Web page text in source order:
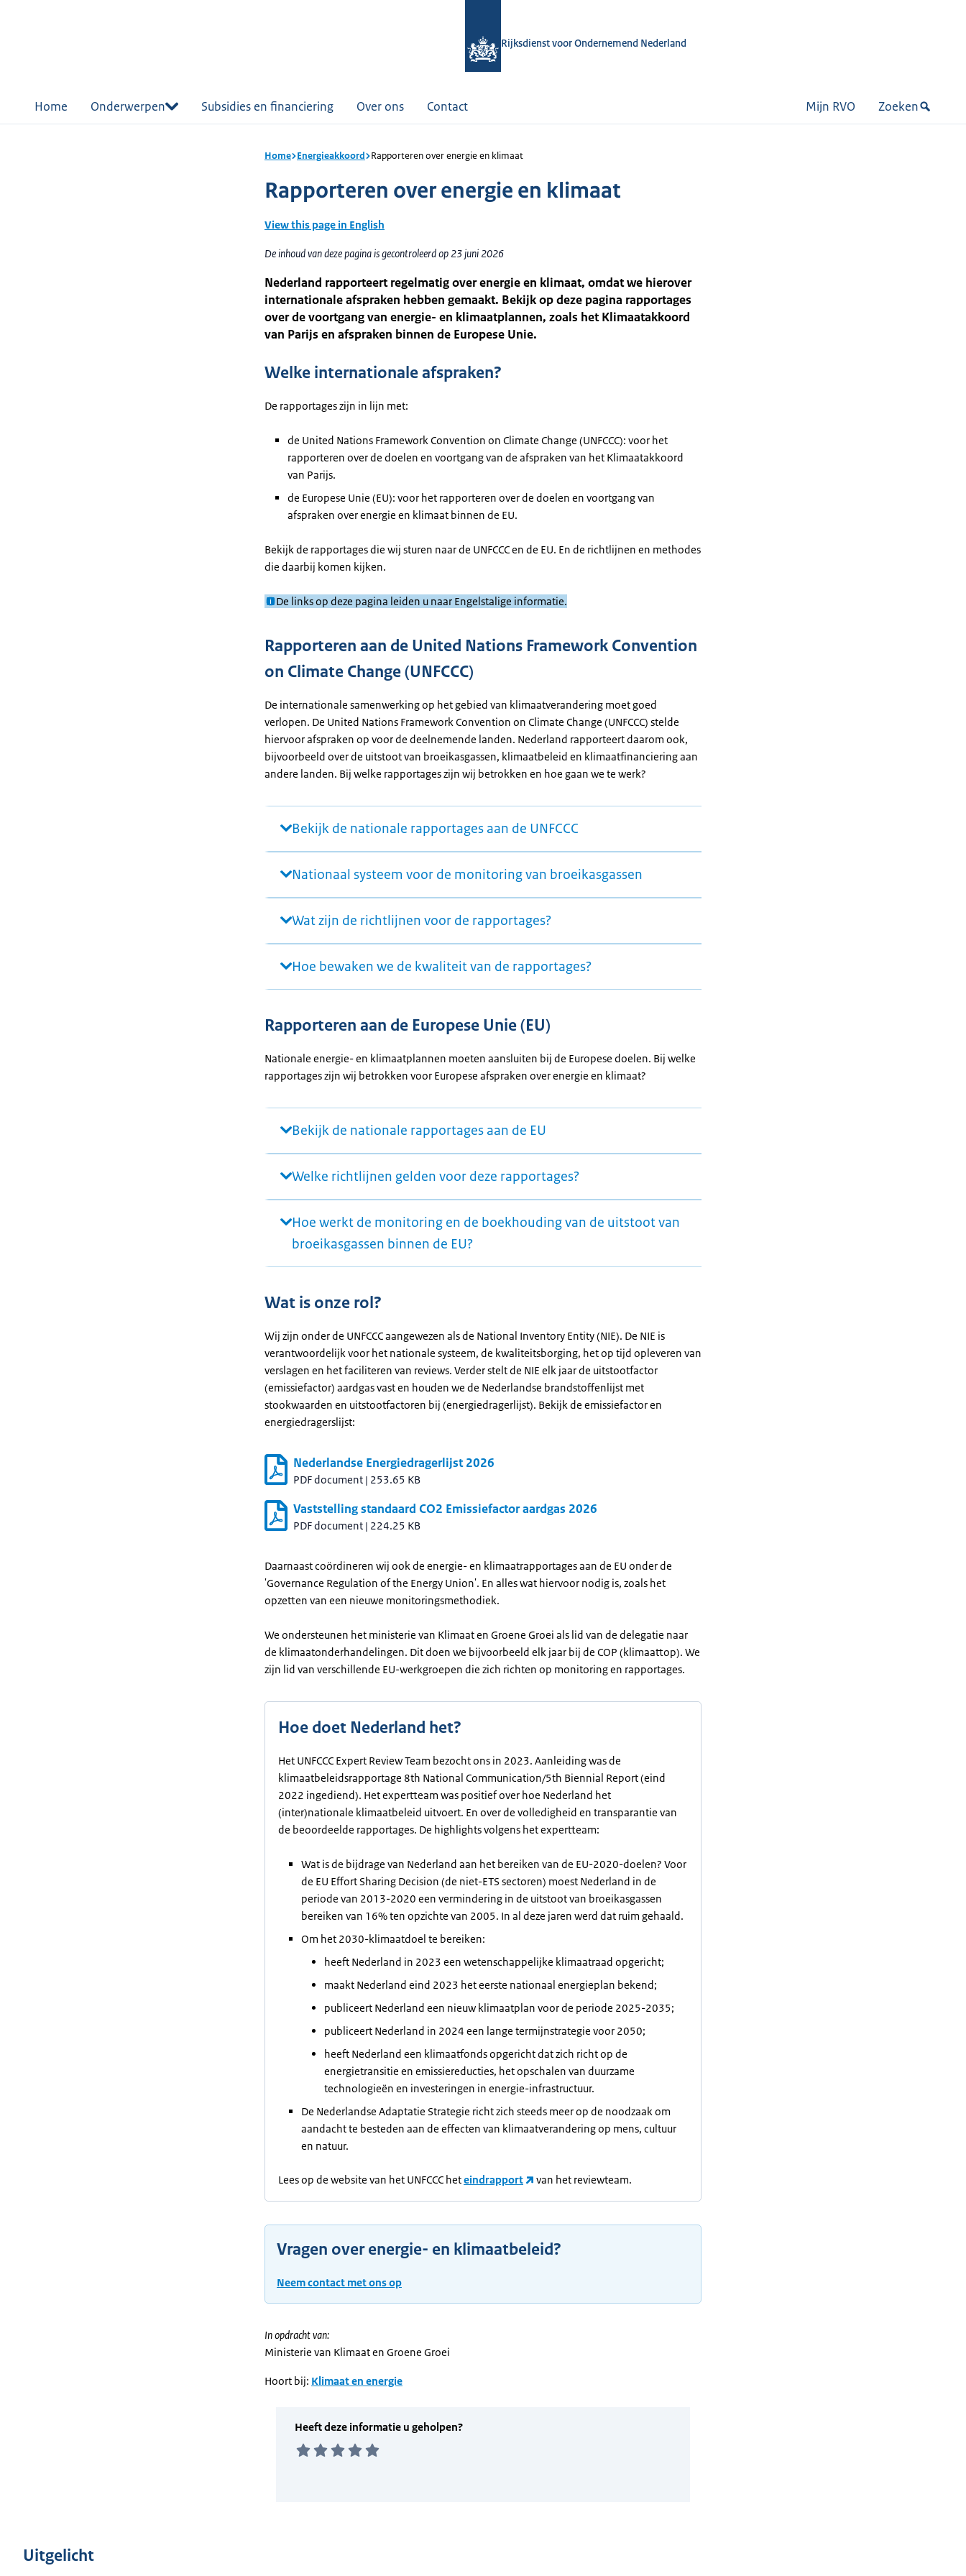
Rijksdienst voor Ondernemend Nederland
Home Onderwerpen Subsidies en financiering Over ons Contact Mijn RVO Zoeken
Home Energieakkoord Rapporteren over energie en klimaat
Rapporteren over energie en klimaat
View this page in English
De inhoud van deze pagina is gecontroleerd op 23 juni 2026
Nederland rapporteert regelmatig over energie en klimaat, omdat we hierover
internationale afspraken hebben gemaakt. Bekijk op deze pagina rapportages
over de voortgang van energie- en klimaatplannen, zoals het Klimaatakkoord
van Parijs en afspraken binnen de Europese Unie.
Welke internationale afspraken?
De rapportages zijn in lijn met:
de United Nations Framework Convention on Climate Change (UNFCCC): voor het
rapporteren over de doelen en voortgang van de afspraken van het Klimaatakkoord
van Parijs.
de Europese Unie (EU): voor het rapporteren over de doelen en voortgang van
afspraken over energie en klimaat binnen de EU.
Bekijk de rapportages die wij sturen naar de UNFCCC en de EU. En de richtlijnen en methodes
die daarbij komen kijken.
De links op deze pagina leiden u naar Engelstalige informatie.
Rapporteren aan de United Nations Framework Convention
on Climate Change (UNFCCC)
De internationale samenwerking op het gebied van klimaatverandering moet goed
verlopen. De United Nations Framework Convention on Climate Change (UNFCCC) stelde
hiervoor afspraken op voor de deelnemende landen. Nederland rapporteert daarom ook,
bijvoorbeeld over de uitstoot van broeikasgassen, klimaatbeleid en klimaatfinanciering aan
andere landen. Bij welke rapportages zijn wij betrokken en hoe gaan we te werk?
Bekijk de nationale rapportages aan de UNFCCC
Nationaal systeem voor de monitoring van broeikasgassen
Wat zijn de richtlijnen voor de rapportages?
Hoe bewaken we de kwaliteit van de rapportages?
Rapporteren aan de Europese Unie (EU)
Nationale energie- en klimaatplannen moeten aansluiten bij de Europese doelen. Bij welke
rapportages zijn wij betrokken voor Europese afspraken over energie en klimaat?
Bekijk de nationale rapportages aan de EU
Welke richtlijnen gelden voor deze rapportages?
Hoe werkt de monitoring en de boekhouding van de uitstoot van
broeikasgassen binnen de EU?
Wat is onze rol?
Wij zijn onder de UNFCCC aangewezen als de National Inventory Entity (NIE). De NIE is
verantwoordelijk voor het nationale systeem, de kwaliteitsborging, het op tijd opleveren van
verslagen en het faciliteren van reviews. Verder stelt de NIE elk jaar de uitstootfactor
(emissiefactor) aardgas vast en houden we de Nederlandse brandstoffenlijst met
stookwaarden en uitstootfactoren bij (energiedragerlijst). Bekijk de emissiefactor en
energiedragerslijst:
Nederlandse Energiedragerlijst 2026
PDF document | 253.65 KB
Vaststelling standaard CO2 Emissiefactor aardgas 2026
PDF document | 224.25 KB
Daarnaast coördineren wij ook de energie- en klimaatrapportages aan de EU onder de
'Governance Regulation of the Energy Union'. En alles wat hiervoor nodig is, zoals het
opzetten van een nieuwe monitoringsmethodiek.
We ondersteunen het ministerie van Klimaat en Groene Groei als lid van de delegatie naar
de klimaatonderhandelingen. Dit doen we bijvoorbeeld elk jaar bij de COP (klimaattop). We
zijn lid van verschillende EU-werkgroepen die zich richten op monitoring en rapportages.
Hoe doet Nederland het?
Het UNFCCC Expert Review Team bezocht ons in 2023. Aanleiding was de
klimaatbeleidsrapportage 8th National Communication/5th Biennial Report (eind
2022 ingediend). Het expertteam was positief over hoe Nederland het
(inter)nationale klimaatbeleid uitvoert. En over de volledigheid en transparantie van
de beoordeelde rapportages. De highlights volgens het expertteam:
Wat is de bijdrage van Nederland aan het bereiken van de EU-2020-doelen? Voor
de EU Effort Sharing Decision (de niet-ETS sectoren) moest Nederland in de
periode van 2013-2020 een vermindering in de uitstoot van broeikasgassen
bereiken van 16% ten opzichte van 2005. In al deze jaren werd dat ruim gehaald.
Om het 2030-klimaatdoel te bereiken:
heeft Nederland in 2023 een wetenschappelijke klimaatraad opgericht;
maakt Nederland eind 2023 het eerste nationaal energieplan bekend;
publiceert Nederland een nieuw klimaatplan voor de periode 2025-2035;
publiceert Nederland in 2024 een lange termijnstrategie voor 2050;
heeft Nederland een klimaatfonds opgericht dat zich richt op de
energietransitie en emissiereducties, het opschalen van duurzame
technologieën en investeringen in energie-infrastructuur.
De Nederlandse Adaptatie Strategie richt zich steeds meer op de noodzaak om
aandacht te besteden aan de effecten van klimaatverandering op mens, cultuur
en natuur.
Lees op de website van het UNFCCC heteindrapport van het reviewteam.
Vragen over energie- en klimaatbeleid?
Neem contact met ons op
In opdracht van:
Ministerie van Klimaat en Groene Groei
Hoort bij: Klimaat en energie
Uitgelicht